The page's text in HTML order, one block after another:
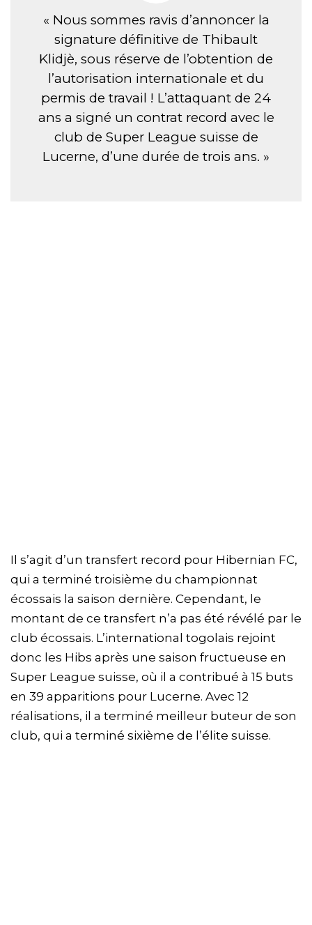
« Nous sommes ravis d’annoncer la
signature définitive de Thibault
Klidjè, sous réserve de l’obtention de
l’autorisation internationale et du
permis de travail ! L’attaquant de 24
ans a signé un contrat record avec le
club de Super League suisse de
Lucerne, d’une durée de trois ans. »
Il s’agit d’un transfert record pour Hibernian FC,
qui a terminé troisième du championnat
écossais la saison dernière. Cependant, le
montant de ce transfert n’a pas été révélé par le
club écossais. L’international togolais rejoint
donc les Hibs après une saison fructueuse en
Super League suisse, où il a contribué à 15 buts
en 39 apparitions pour Lucerne. Avec 12
réalisations, il a terminé meilleur buteur de son
club, qui a terminé sixième de l’élite suisse.